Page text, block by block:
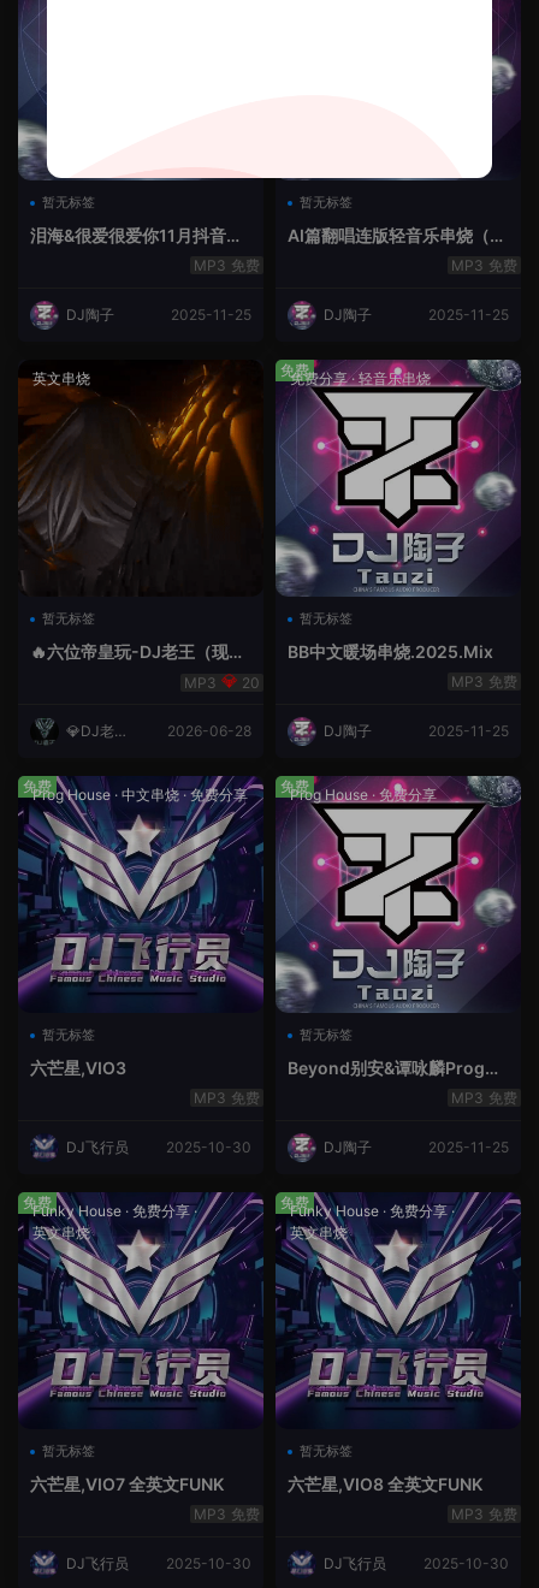
暂无标签
泪海&很爱很爱你11月抖音串
免费
DJ陶子 2025-11-25
暂无标签
AI篇翻唱连版轻音乐串烧（治
免费
DJ陶子 2025-11-25
英文串烧
暂无标签
🔥六位帝皇玩-DJ老王（现场
20
💎DJ老王
2026-06-28
免费分享·轻音乐串烧
暂无标签
BB中文暖场串烧.2025.Mix
免费
DJ陶子 2025-11-25
免费
Prog House · 中文串烧·免费分享
暂无标签
六芒星,VIO3
免费
DJ飞行员 2025-10-30
免费 Prog House·免费分享
暂无标签
Beyond别安&谭咏麟ProgHo
免费
DJ陶子 2025-11-25
免费
Funky House · 免费分享·
英文串烧
暂无标签
六芒星,VIO7 全英文FUNK
免费
DJ飞行员 2025-10-30
免费 Funky House · 免费分享·
英文串烧
暂无标签
六芒星,VIO8 全英文FUNK
免费
DJ飞行员 2025-10-30
免费